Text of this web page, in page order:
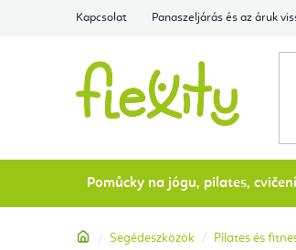
Kapcsolat Panaszeljárás és az áruk
Pomůcky na jógu, pilates, cvičení
Kezdőlap
Segédeszközök Pilates és